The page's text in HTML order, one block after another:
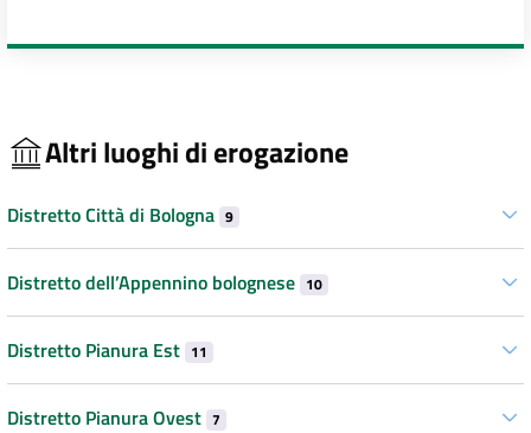
Altri luoghi di erogazione
Distretto Città di Bologna 9
Distretto dell’Appennino bolognese 10
Distretto Pianura Est 11
Distretto Pianura Ovest 7